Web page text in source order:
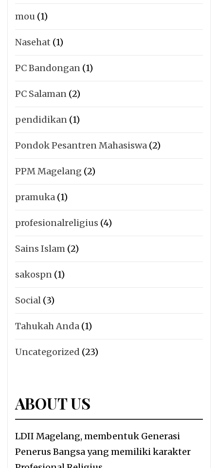
mou (1)
Nasehat (1)
PC Bandongan (1)
PC Salaman (2)
pendidikan (1)
Pondok Pesantren Mahasiswa (2)
PPM Magelang (2)
pramuka (1)
profesionalreligius (4)
Sains Islam (2)
sakospn (1)
Social (3)
Tahukah Anda (1)
Uncategorized (23)
ABOUT US
LDII Magelang, membentuk Generasi
Penerus Bangsa yang memiliki karakter